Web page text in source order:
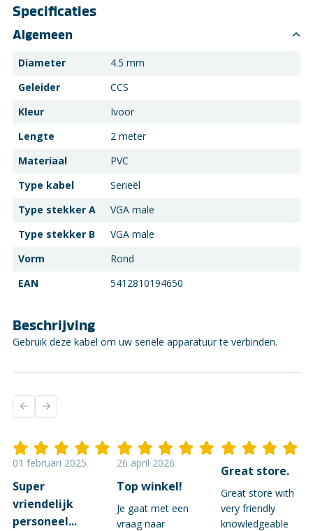
Specificaties
Algemeen
Diameter
4.5 mm
Geleider
CCS
Kleur
Ivoor
Lengte
2 meter
Materiaal
PVC
Type kabel
Serieël
Type stekker A
VGA male
Type stekker B
VGA male
Vorm
Rond
EAN
5412810194650
Beschrijving
Gebruik deze kabel om uw seriële apparatuur te verbinden.
01 februari 2025
Super
vriendelijk
personeel...
26 april 2026
Top winkel!
Je gaat met een
vraag naar
Great store.
Great store with
very friendly
knowledgeable